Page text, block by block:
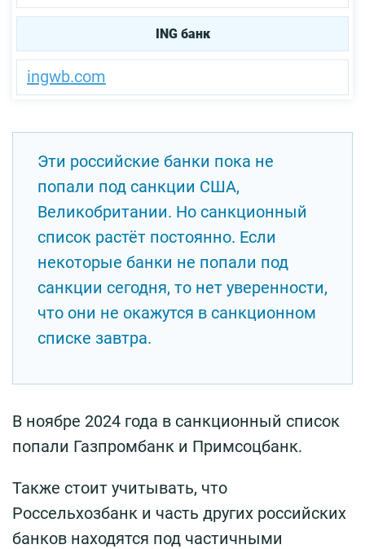
ING банк
ingwb.com
Эти российские банки пока не
попали под санкции США,
Великобритании. Но санкционный
список растёт постоянно. Если
некоторые банки не попали под
санкции сегодня, то нет уверенности,
что они не окажутся в санкционном
списке завтра.
В ноябре 2024 года в санкционный список
попали Газпромбанк и Примсоцбанк.
Также стоит учитывать, что
Россельхозбанк и часть других российских
банков находятся под частичными